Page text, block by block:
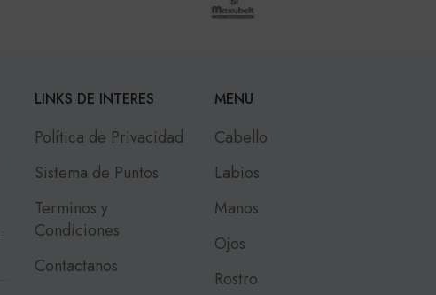
LINKS DE INTERES
Política de Privacidad
Sistema de Puntos
Terminos y
Condiciones
Contactanos
MENU
Cabello
Labios
Manos
Ojos
Rostro